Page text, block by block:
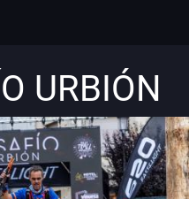
URBIÓN